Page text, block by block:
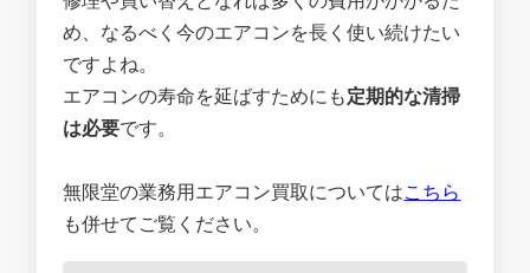
め、なるべく今のエアコンを長く使い続けたい
ですよね。
エアコンの寿命を延ばすためにも定期的な清掃
は必要です。
無限堂の業務用エアコン買取についてはこちら
も併せてご覧ください。